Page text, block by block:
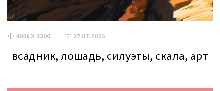
4096 X 2300 27.07.2023
всадник, лошадь, силуэты, скала, арт